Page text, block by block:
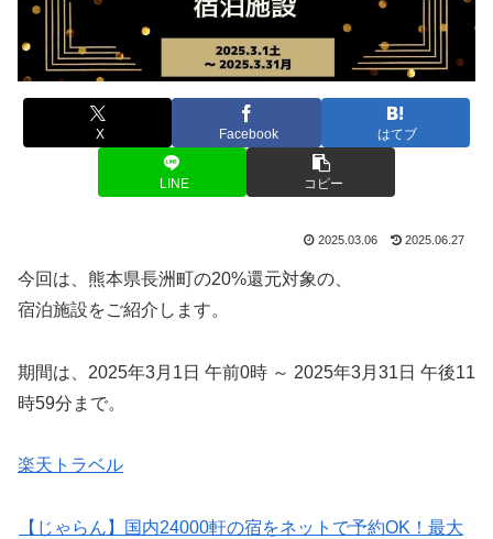
X Facebook はてブ
LINE コピー
2025.03.06 2025.06.27
今回は、熊本県長洲町の20%還元対象の、
宿泊施設をご紹介します。
期間は、2025年3月1日 午前0時 ～ 2025年3月31日 午後11
時59分まで。
楽天トラベル
【じゃらん】国内24000軒の宿をネットで予約OK！最大